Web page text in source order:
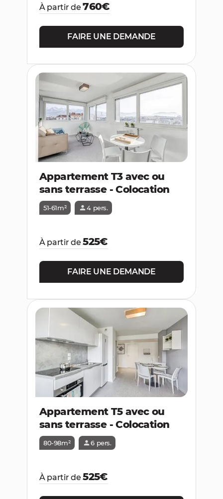
À partir de760€
FAIRE UNE DEMANDE
Appartement T3 avec ou
sans terrasse - Colocation
51-61m² 4 pers.
À partir de525€
FAIRE UNE DEMANDE
Appartement T5 avec ou
sans terrasse - Colocation
80-98m² 6 pers.
À partir de525€